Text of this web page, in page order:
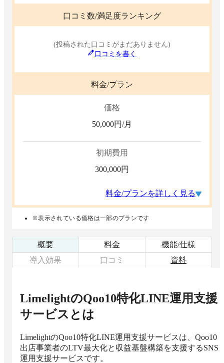
口コミ数/満足度ランキング
(投稿された口コミがまだありません)
口コミを書く
料金/プラン
価格
50,000円/月
初期費用
300,000円
料金/プランを詳しく見る
※表示されている価格は一部のプランです
概要 料金
機能/仕様
導入効果
口コミ 資料
LimelightのQoo10特化LINE運用支援
サービス とは
LimelightのQoo10特化LINE運用支援サービスは、Qoo10
出店事業者のLTV最大化と収益基盤構築を支援するSNS
運用支援サービスです。